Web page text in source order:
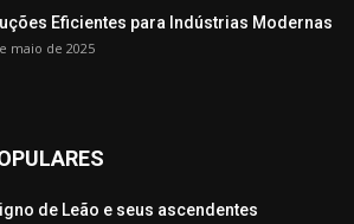
Eficientes para Indústrias Modernas
maio de 2025
de Leão e seus ascendentes